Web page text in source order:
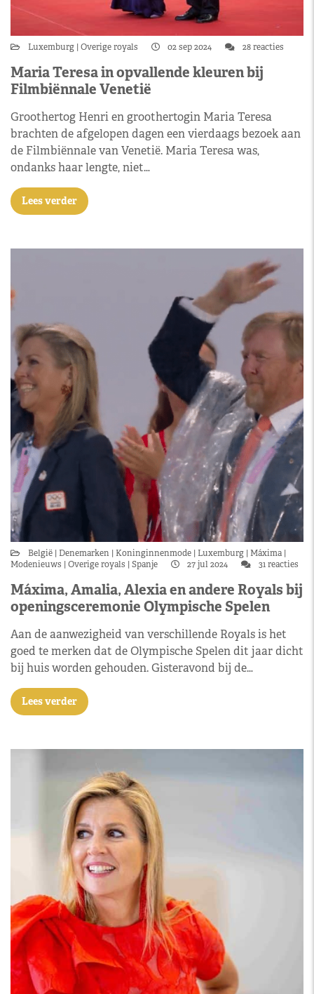
Luxemburg Overige royals 02 sep 2024 28 reacties
Maria Teresa in opvallende kleuren bij
Filmbiënnale Venetië
Groothertog Henri en groothertogin Maria Teresa
brachten de afgelopen dagen een vierdaags bezoek aan
de Filmbiënnale van Venetië. Maria Teresa was,
ondanks haar lengte, niet…
Lees verder
België Denemarken Koninginnenmode Luxemburg Máxima
Modenieuws
Overige royals Spanje 27 jul 2024 31 reacties
Máxima, Amalia, Alexia en andere Royals bij
openingsceremonie Olympische Spelen
Aan de aanwezigheid van verschillende Royals is het
goed te merken dat de Olympische Spelen dit jaar dicht
bij huis worden gehouden. Gisteravond bij de…
Lees verder